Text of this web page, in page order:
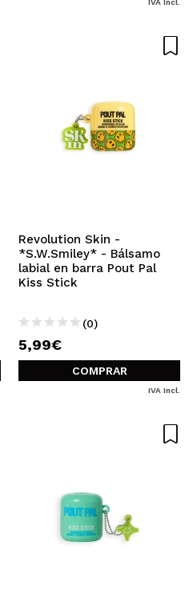
IVA Incl.
Revolution Skin -
*S.W.Smiley* - Bálsamo
labial en barra Pout Pal
Kiss Stick
(0)
5,99€
COMPRAR
IVA Incl.